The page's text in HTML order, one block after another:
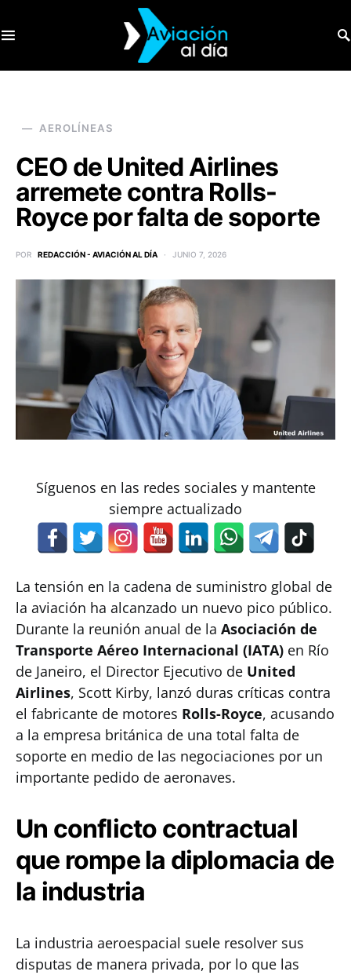
AEROLÍNEAS
CEO de United Airlines
arremete contra Rolls-
Royce por falta de soporte
POR REDACCIÓN - AVIACIÓN AL DÍA JUNIO 7, 2026
Síguenos en las redes sociales y mantente
siempre actualizado
La tensión en la cadena de suministro global de
la aviación ha alcanzado un nuevo pico público.
Durante la reunión anual de la Asociación de
Transporte Aéreo Internacional (IATA) en Río
de Janeiro, el Director Ejecutivo de United
Airlines, Scott Kirby, lanzó duras críticas contra
el fabricante de motores Rolls-Royce, acusando
a la empresa británica de una total falta de
soporte en medio de las negociaciones por un
importante pedido de aeronaves.
Un conflicto contractual
que rompe la diplomacia de
la industria
La industria aeroespacial suele resolver sus
disputas de manera privada, por lo que las